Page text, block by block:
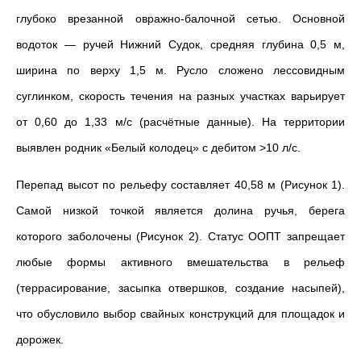
глубоко врезанной овражно-балочной сетью. Основной
водоток — ручей Нижний Судок, средняя глубина 0,5 м,
ширина по верху 1,5 м. Русло сложено лессовидным
суглинком, скорость течения на разных участках варьирует
от 0,60 до 1,33 м/с (расчётные данные). На территории
выявлен родник «Белый колодец» с дебитом >10 л/с.
Перепад высот по рельефу составляет 40,58 м (Рисунок 1).
Самой низкой точкой является долина ручья, берега
которого заболочены (Рисунок 2). Статус ООПТ запрещает
любые формы активного вмешательства в рельеф
(террасирование, засыпка отвершков, создание насыпей),
что обусловило выбор свайных конструкций для площадок и
дорожек.